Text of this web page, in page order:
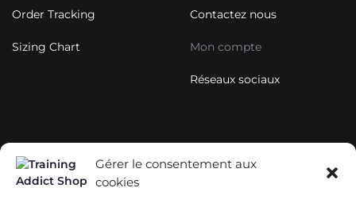
Gérer le consentement aux
cookies
Order Tracking
Sizing Chart
Contactez nous
Mon compte
Réseaux sociaux
contact@trainingaddictsho
p.com